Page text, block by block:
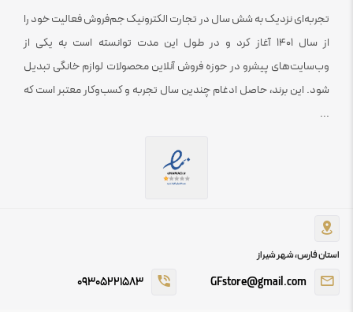
تجربه‌ای نزدیک به شش سال در تجارت الکترونیک جم‌فروش فعالیت خود را
از سال 1401 آغاز کرد و در طول این مدت توانسته است به یکی از
وب‌سایت‌های پیشرو در حوزه فروش آنلاین محصولات لوازم خانگی تبدیل
شود. این برند، حاصل ادغام چندین سال تجربه و کسب‌وکار معتبر است که
...
استان فارس، شهر شیراز
09305221583 GFstore@gmail.com